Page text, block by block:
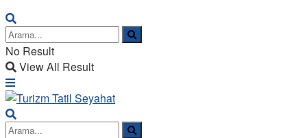
No Result
View All Result